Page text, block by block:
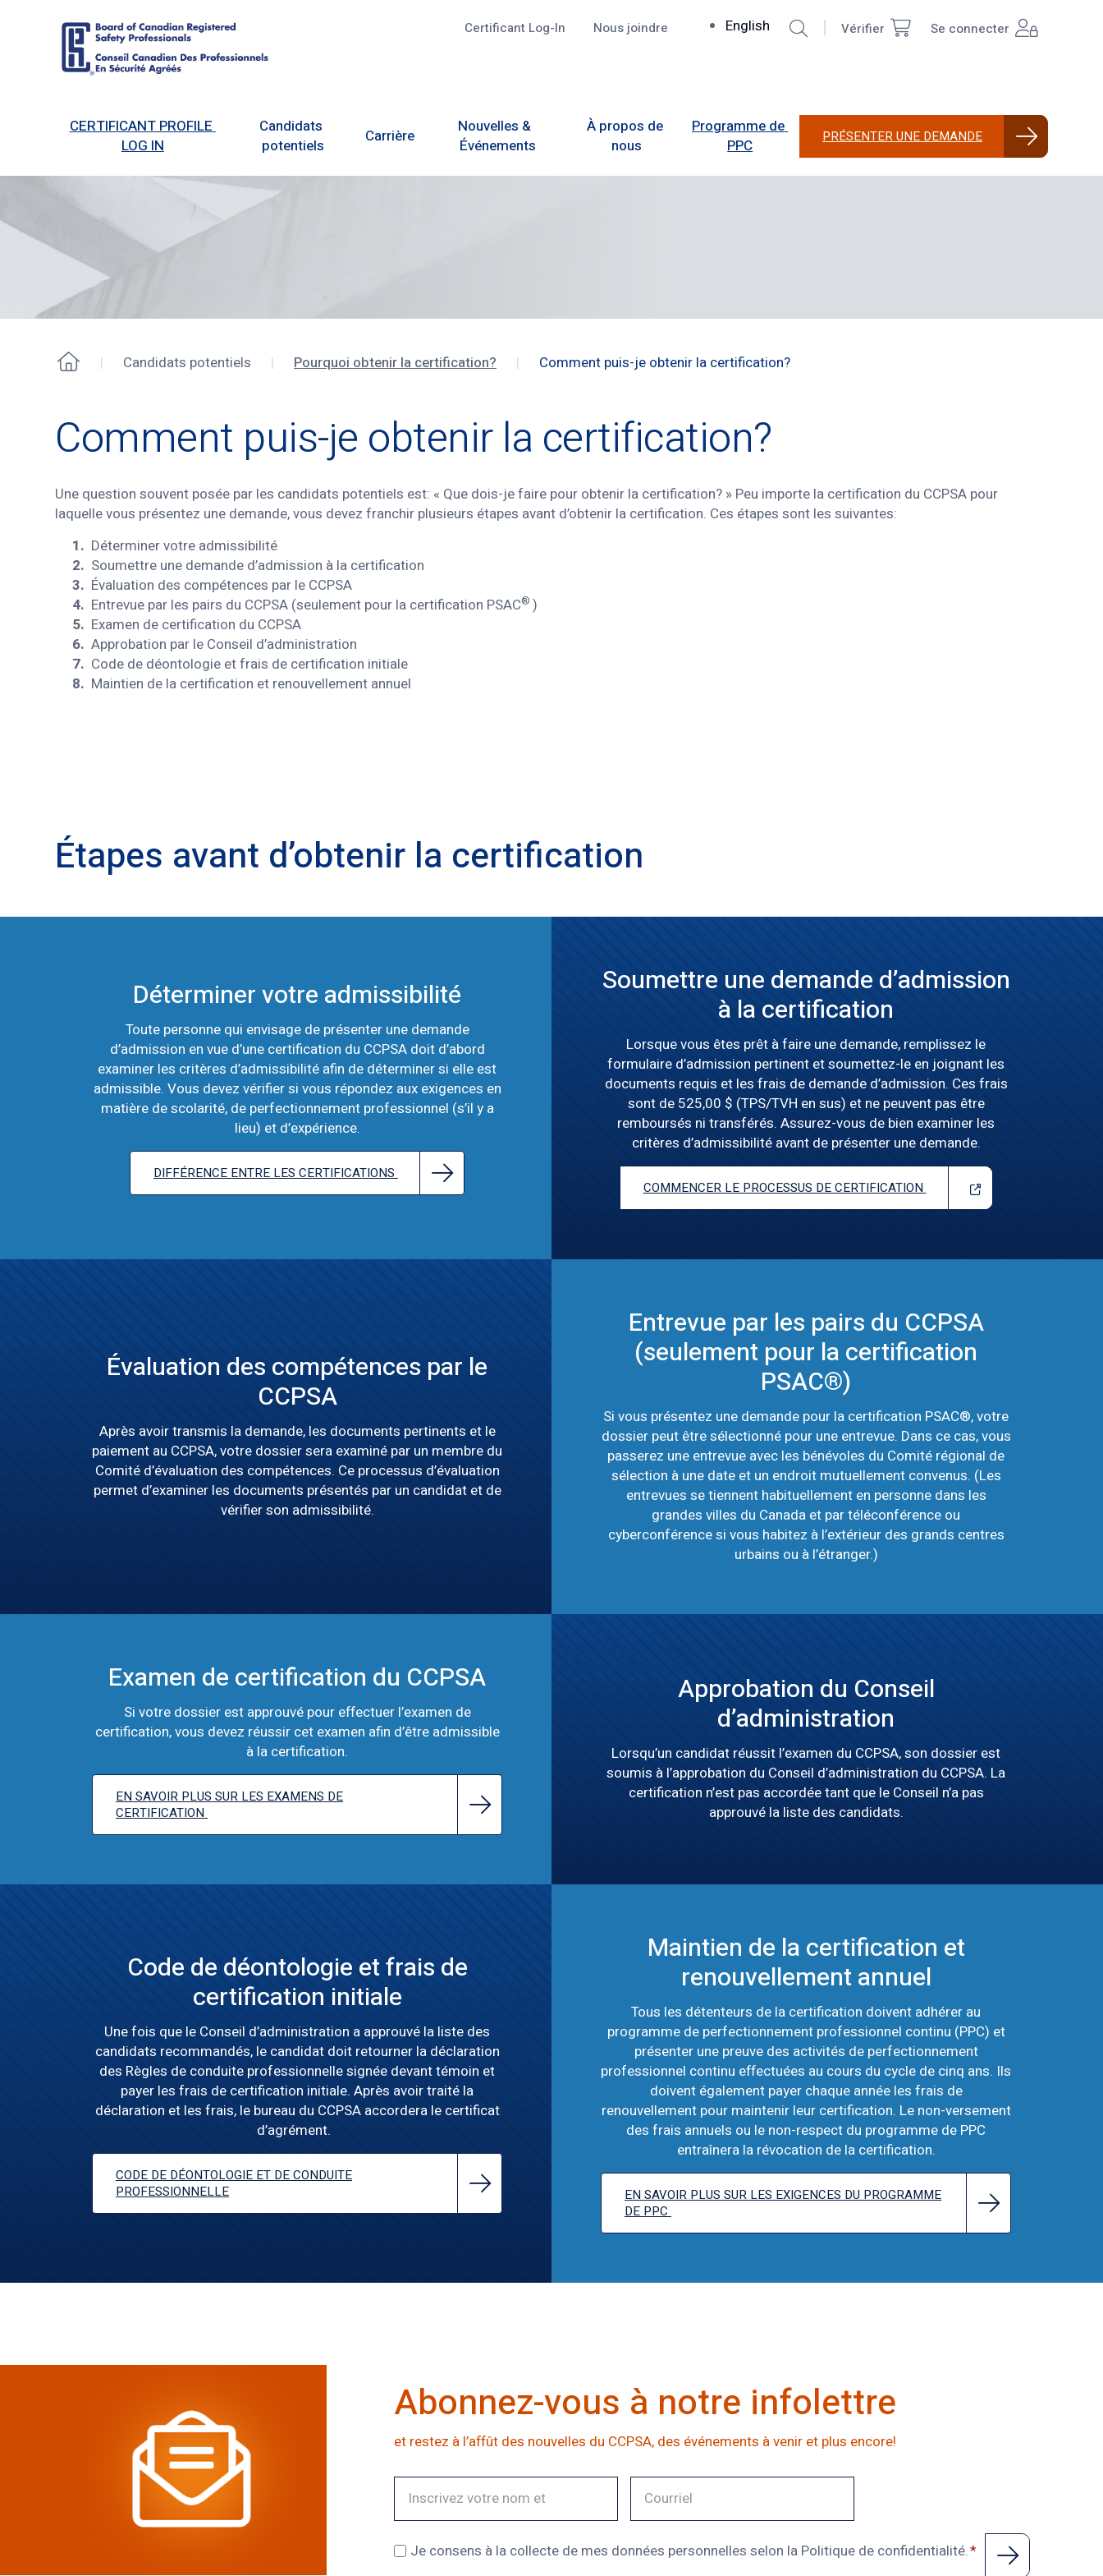
Canadian
Registered
Certificant Log-In Nous joindre English
Rechercher Vérifier
menu
Se connecter
CERTIFICANT PROFILE
LOG IN
Candidats
potentiels
Carrière
Nouvelles &
Événements
À propos de
nous
Programme de
PPC
PRÉSENTER UNE DEMANDE
Accueil Candidats potentiels Pourquoi obtenir la certification? Comment puis-je obtenir la certification?
Comment puis-je obtenir la certification?
Une question souvent posée par les candidats potentiels est: « Que dois-je faire pour obtenir la certification? » Peu importe la certification du CCPSA pour
laquelle vous présentez une demande, vous devez franchir plusieurs étapes avant d’obtenir la certification. Ces étapes sont les suivantes:
Déterminer votre admissibilité
Soumettre une demande d’admission à la certification
Évaluation des compétences par le CCPSA
Entrevue par les pairs du CCPSA (seulement pour la certification PSAC®)
Examen de certification du CCPSA
Approbation par le Conseil d’administration
Code de déontologie et frais de certification initiale
Maintien de la certification et renouvellement annuel
Étapes avant d’obtenir la certification
Déterminer votre admissibilité
Toute personne qui envisage de présenter une demande
d’admission en vue d’une certification du CCPSA doit d’abord
examiner les critères d’admissibilité afin de déterminer si elle est
admissible. Vous devez vérifier si vous répondez aux exigences en
matière de scolarité, de perfectionnement professionnel (s’il y a
lieu) et d’expérience.
DIFFÉRENCE ENTRE LES CERTIFICATIONS
Soumettre une demande d’admission
à la certification
Lorsque vous êtes prêt à faire une demande, remplissez le
formulaire d’admission pertinent et soumettez-le en joignant les
documents requis et les frais de demande d’admission. Ces frais
sont de 525,00 $ (TPS/TVH en sus) et ne peuvent pas être
remboursés ni transférés. Assurez-vous de bien examiner les
critères d’admissibilité avant de présenter une demande.
COMMENCER LE PROCESSUS DE CERTIFICATION
Évaluation des compétences par le
CCPSA
Après avoir transmis la demande, les documents pertinents et le
paiement au CCPSA, votre dossier sera examiné par un membre du
Comité d’évaluation des compétences. Ce processus d’évaluation
permet d’examiner les documents présentés par un candidat et de
vérifier son admissibilité.
Entrevue par les pairs du CCPSA
(seulement pour la certification
PSAC®)
Si vous présentez une demande pour la certification PSAC®, votre
dossier peut être sélectionné pour une entrevue. Dans ce cas, vous
passerez une entrevue avec les bénévoles du Comité régional de
sélection à une date et un endroit mutuellement convenus. (Les
entrevues se tiennent habituellement en personne dans les
grandes villes du Canada et par téléconférence ou
cyberconférence si vous habitez à l’extérieur des grands centres
urbains ou à l’étranger.)
Examen de certification du CCPSA
Si votre dossier est approuvé pour effectuer l’examen de
certification, vous devez réussir cet examen afin d’être admissible
à la certification.
EN SAVOIR PLUS SUR LES EXAMENS DE
CERTIFICATION
Approbation du Conseil
d’administration
Lorsqu’un candidat réussit l’examen du CCPSA, son dossier est
soumis à l’approbation du Conseil d’administration du CCPSA. La
certification n’est pas accordée tant que le Conseil n’a pas
approuvé la liste des candidats.
Code de déontologie et frais de
certification initiale
Une fois que le Conseil d’administration a approuvé la liste des
candidats recommandés, le candidat doit retourner la déclaration
des Règles de conduite professionnelle signée devant témoin et
payer les frais de certification initiale. Après avoir traité la
déclaration et les frais, le bureau du CCPSA accordera le certificat
d’agrément.
CODE DE DÉONTOLOGIE ET DE CONDUITE
PROFESSIONNELLE
Maintien de la certification et
renouvellement annuel
Tous les détenteurs de la certification doivent adhérer au
programme de perfectionnement professionnel continu (PPC) et
présenter une preuve des activités de perfectionnement
professionnel continu effectuées au cours du cycle de cinq ans. Ils
doivent également payer chaque année les frais de
renouvellement pour maintenir leur certification. Le non-versement
des frais annuels ou le non-respect du programme de PPC
entraînera la révocation de la certification.
EN SAVOIR PLUS SUR LES EXIGENCES DU PROGRAMME
DE PPC
Abonnez-vous à notre infolettre
et restez à l’affût des nouvelles du CCPSA, des événements à venir et plus encore!
Je consens à la collecte de mes données personnelles selon la Politique de confidentialité.